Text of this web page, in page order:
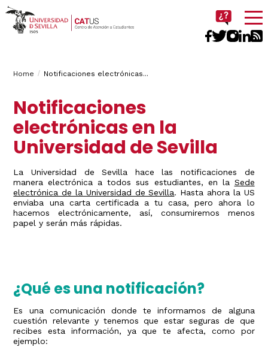
Imagen
Breadcrumbs
You
here:
Home Notificaciones electrónicas...
Notificaciones
electrónicas en la
Universidad de Sevilla
La Universidad de Sevilla hace las notificaciones de
manera electrónica a todos sus estudiantes, en la Sede
electrónica de la Universidad de Sevilla. Hasta ahora la US
enviaba una carta certificada a tu casa, pero ahora lo
hacemos electrónicamente, así, consumiremos menos
papel y serán más rápidas.
¿Qué es una notificación?
Es una comunicación donde te informamos de alguna
cuestión relevante y tenemos que estar seguras de que
recibes esta información, ya que te afecta, como por
ejemplo: